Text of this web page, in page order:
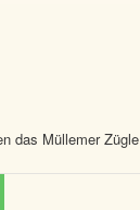
das Müllemer